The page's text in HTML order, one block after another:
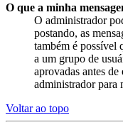
O que a minha
O administrador
postando, as
também é possível
a um grupo de
aprovadas antes
administrador para
Voltar ao topo